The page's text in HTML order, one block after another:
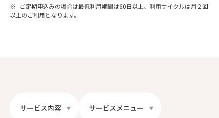
※
ご定期申込みの場合は最低利用期間は60日以上、利用サイクルは月２回
以上のご利用となります。
サービス内容 サービスメニュー